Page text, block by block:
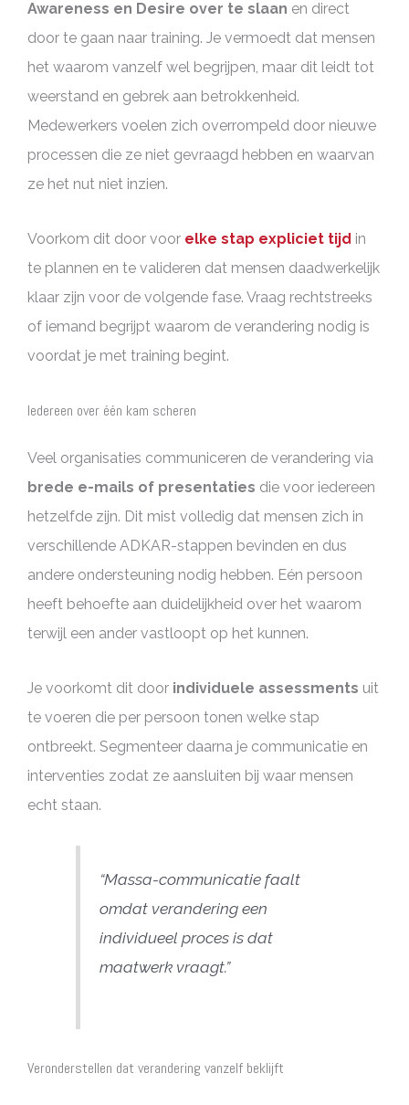
Awareness en Desire over te slaan en direct
door te gaan naar training. Je vermoedt dat mensen
het waarom vanzelf wel begrijpen, maar dit leidt tot
weerstand en gebrek aan betrokkenheid.
Medewerkers voelen zich overrompeld door nieuwe
processen die ze niet gevraagd hebben en waarvan
ze het nut niet inzien.
Voorkom dit door voor elke stap expliciet tijd in
te plannen en te valideren dat mensen daadwerkelijk
klaar zijn voor de volgende fase. Vraag rechtstreeks
of iemand begrijpt waarom de verandering nodig is
voordat je met training begint.
Iedereen over één kam scheren
Veel organisaties communiceren de verandering via
brede e-mails of presentaties die voor iedereen
hetzelfde zijn. Dit mist volledig dat mensen zich in
verschillende ADKAR-stappen bevinden en dus
andere ondersteuning nodig hebben. Eén persoon
heeft behoefte aan duidelijkheid over het waarom
terwijl een ander vastloopt op het kunnen.
Je voorkomt dit door individuele assessments uit
te voeren die per persoon tonen welke stap
ontbreekt. Segmenteer daarna je communicatie en
interventies zodat ze aansluiten bij waar mensen
echt staan.
“Massa-communicatie faalt
omdat verandering een
individueel proces is dat
maatwerk vraagt.”
Veronderstellen dat verandering vanzelf beklijft